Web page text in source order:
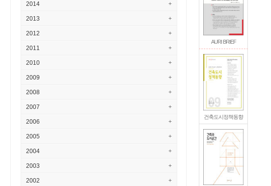
AURI BRIEF
건축도시정책동향
2014 +
2013 +
2012 +
2011 +
2010 +
2009 +
2008 +
2007 +
2006 +
2005 +
2004 +
2003 +
2002 +